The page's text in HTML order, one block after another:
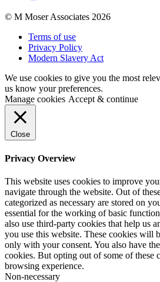
© M Moser Associates 2026
Terms of use
Privacy Policy
Modern Slavery Act
We use cookies to give you the most
us know your preferences.
Manage cookies Accept & continue
Close
Privacy Overview
This website uses cookies to improve
navigate through the website. Out of
categorized as necessary are stored on
essential for the working of basic
also use third-party cookies that help us
you use this website. These cookies will
only with your consent. You also have
cookies. But opting out of some of these
browsing experience.
Non-necessary